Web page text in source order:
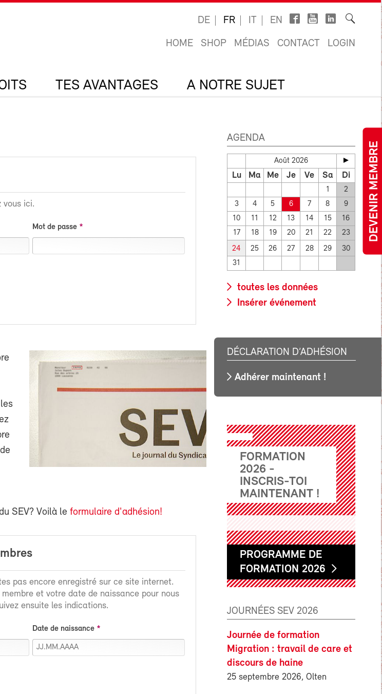
DEVENIR MEMBRE
DE FR IT EN
HOME SHOP MÉDIAS CONTACT LOGIN
TES AVANTAGES A NOTRE SUJET
vous ici.
Mot de passe
SEV? Voilà le formulaire d'adhésion!
pas encore enregistré sur ce site internet.
et votre date de naissance pour nous
ensuite les indications.
Date de naissance
AGENDA
Août 2026
Lu Ma Me Je Ve Sa Di
1
2
3
4 5 6 7 8
9
10
11 12 13 14 15
16
17
18 19 20 21 22 23
24 25 26 27 28 29
30
31
toutes les données
Insérer événement
DÉCLARATION D’ADHÉSION
Adhérer maintenant !
FORMATION
2026 -
INSCRIS-TOI
MAINTENANT !
PROGRAMME DE
FORMATION 2026
JOURNÉES SEV 2026
Journée de formation
Migration : travail de care et
discours de haine
25 septembre 2026, Olten